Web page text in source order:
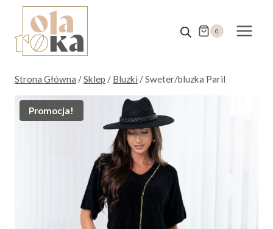
Przejdź
treści
0
Strona Główna /Sklep / Bluzki /Sweter/bluzka Paril
Promocja!